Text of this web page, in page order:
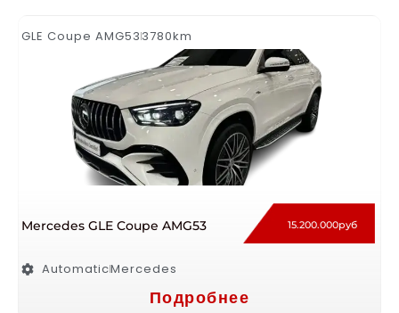
GLE Coupe AMG53 3780km
Mercedes GLE Coupe AMG53 15.200.000руб
AutomaticMercedes
Подробнее